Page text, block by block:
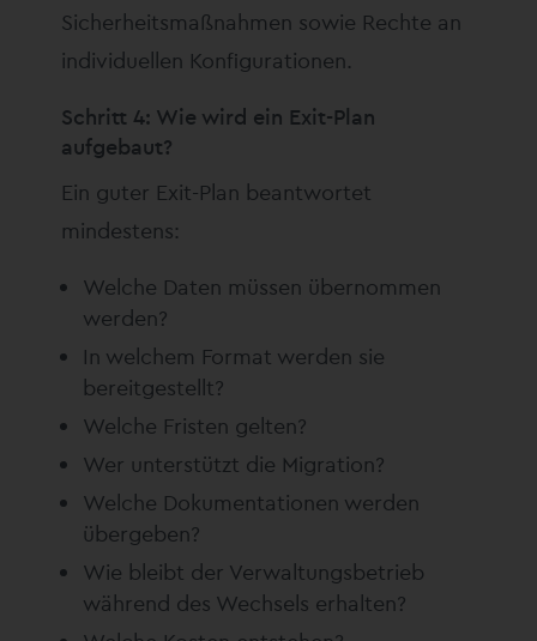
Sicherheitsmaßnahmen sowie Rechte an
individuellen Konfigurationen.
Schritt 4: Wie wird ein Exit-Plan
aufgebaut?
Ein guter Exit-Plan beantwortet
mindestens:
Welche Daten müssen übernommen
werden?
In welchem Format werden sie
bereitgestellt?
Welche Fristen gelten?
Wer unterstützt die Migration?
Welche Dokumentationen werden
übergeben?
Wie bleibt der Verwaltungsbetrieb
während des Wechsels erhalten?